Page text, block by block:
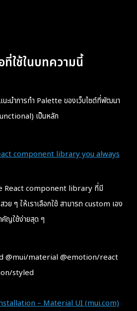
ที่ใช้ในบทความนี้
นะนำการทำ Palette ของเว็บไซต์ที่พัฒนา
เป็นหลัก
component library you always
React component library ที่มี
ๆ ให้เราเลือกใช้ สามารถ custom เอง
คัญใช้ง่ายสุด ๆ
@mui/material @emotion/react
styled
– Material UI (mui.com)